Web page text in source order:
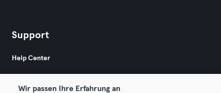
Support
Help Center
Wir passen Ihre Erfahrung an